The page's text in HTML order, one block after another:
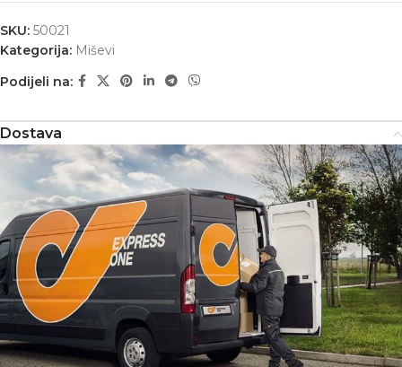
SKU: 50021
Kategorija: Miševi
Podijeli na:
Dostava